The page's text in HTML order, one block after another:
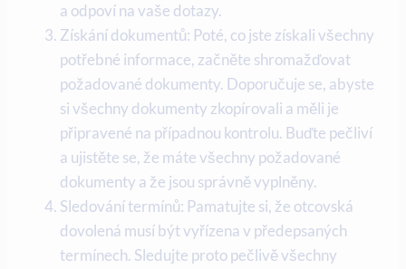
a odpoví na vaše dotazy.
Získání ⁣dokumentů: Poté, co​ jste získali⁢ všechny
potřebné informace, začněte​ shromažďovat⁤
požadované dokumenty. Doporučuje ‌se, abyste⁤
si ⁤všechny dokumenty zkopírovali a měli je
připravené ⁣na případnou kontrolu. Buďte pečliví
a ujistěte se,⁣ že máte všechny požadované
dokumenty a že jsou‍ správně vyplněny.
Sledování termínů: Pamatujte⁣ si, že otcovská
dovolená musí být vyřízena v‍ předepsaných
termínech. Sledujte ⁤proto‌ pečlivě ⁣všechny